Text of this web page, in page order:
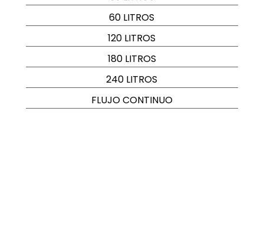
60 LITROS
120 LITROS
180 LITROS
240 LITROS
FLUJO CONTINUO